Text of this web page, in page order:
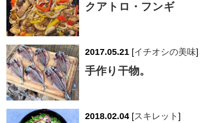
クアトロ・フンギ
2017.05.21 [イチオシの美味]
手作り干物。
2018.02.04 [スキレット]